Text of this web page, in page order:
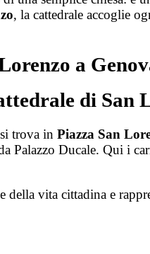
, la cattedrale accoglie
a
di San
trova in Piazza San
Palazzo Ducale. Qui i
della vita cittadina e